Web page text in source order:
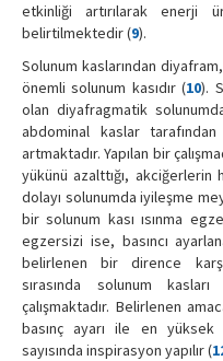
etkinliği artırılarak enerji
belirtilmektedir (9).
Solunum kaslarından
önemli solunum kasıdır (10).
olan diyafragmatik
abdominal kaslar
artmaktadır. Yapılan bir
yükünü azalttığı, akciğerlerin
dolayı solunumda iyileşme
bir solunum kası ısınma
egzersizi ise, basıncı
belirlenen bir dirence
sırasında solunum
çalışmaktadır. Belirlenen
basınç ayarı ile en yüksek
sayısında inspirasyon yapılır (